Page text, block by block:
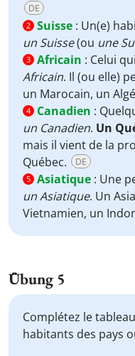
DE
2 Suisse : Un(e)
un Suisse(ou une
3 Africain : Celui
Africain. Il (ou elle)
un Marocain, un
4 Canadien :
un Canadien. Un
mais il vient de la
Québec.
DE
5 Asiatique : Une
un Asiatique. Un
Vietnamien, un
Übung 5
Complétez le
habitants des pays